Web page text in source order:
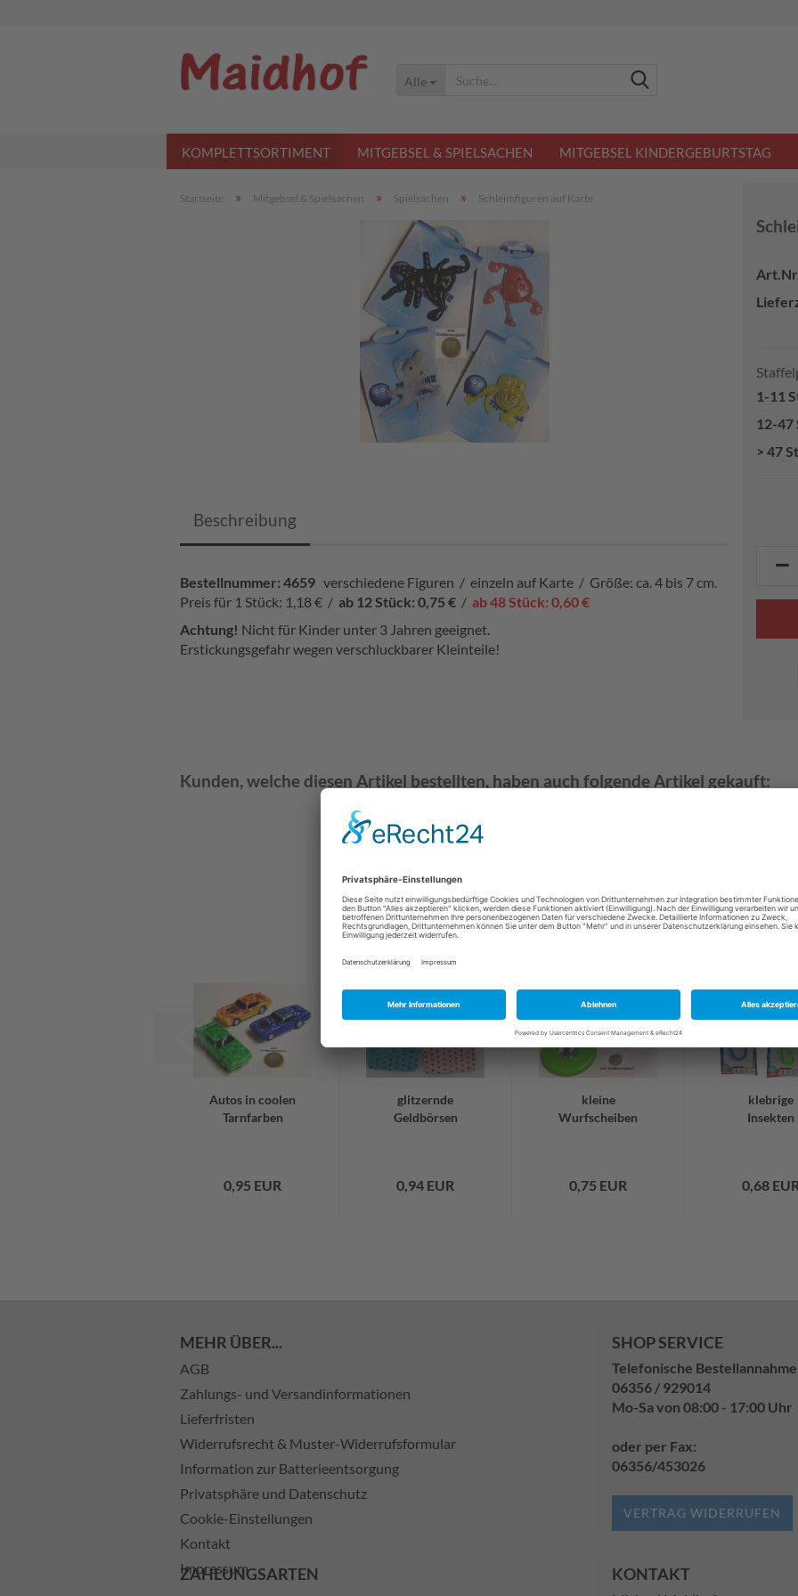
Alle
KOMPLETTSORTIMENT MITGEBSEL & SPIELSACHEN MITGEBSEL KINDERGEBURTSTAG
Startseite » Mitgebsel & Spielsachen » Spielsachen » Schleimfiguren auf Karte
1-11
12-47
> 47
Beschreibung
Bestellnummer: 4659 verschiedene Figuren / einzeln auf Karte / Größe: ca. 4 bis 7 cm.
Preis für 1 Stück: 1,18 € / ab 12 Stück: 0,75 € / ab 48 Stück: 0,60 €
Achtung! Nicht für Kinder unter 3 Jahren geeignet.
Erstickungsgefahr wegen verschluckbarer Kleinteile!
Kunden, welche diesen Artikel bestellten, haben auch folgende Artikel gekauft:
Autos in coolen
Tarnfarben
0,95 EUR
glitzernde
Geldbörsen
0,94 EUR
kleine
Wurfscheiben
0,75 EUR
klebrige
Insekten
0,68
MEHR ÜBER...
AGB
Zahlungs- und Versandinformationen
Lieferfristen
Widerrufsrecht & Muster-Widerrufsformular
Information zur Batterieentsorgung
Privatsphäre und Datenschutz
Cookie-Einstellungen
Kontakt
Impressum
SHOP SERVICE
Telefonische
06356 / 929014
Mo-Sa von 08:00 - 17:00 Uhr
oder per Fax:
06356/453026
VERTRAG WIDERRUFEN
ZAHLUNGSARTEN KONTAKT